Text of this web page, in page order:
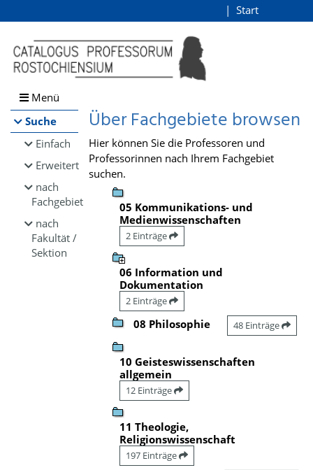
Browsen
direkt zum Inhalt
Start
Menü
Suche
Einfach
Erweitert
nach
Fachgebiet
nach
Fakultät /
Sektion
Über Fachgebiete browsen
Hier können Sie die Professoren und
Professorinnen nach Ihrem Fachgebiet
suchen.
05 Kommunikations- und
Medienwissenschaften
2 Einträge
06 Information und
Dokumentation
2 Einträge
08 Philosophie 48 Einträge
10 Geisteswissenschaften
allgemein
12 Einträge
11 Theologie,
Religionswissenschaft
197 Einträge